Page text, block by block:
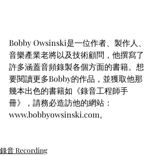
Bobby Owsinski是一位作者、製作人、
音樂產業老將以及技術顧問，他撰寫了
許多涵蓋音頻錄製各個方面的書籍。想
要閱讀更多Bobby的作品，並獲取他那
幾本出色的書籍如《錄音工程師手
冊》，請務必造訪他的網站：
www.bobbyowsinski.com。
錄音 Recording